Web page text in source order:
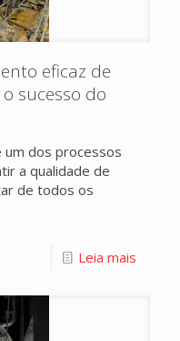
eficaz de
sucesso do
dos processos
a qualidade de
de todos os
Leia mais